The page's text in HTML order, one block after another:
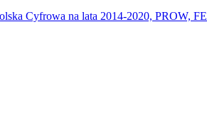
Cyfrowa na lata 2014-2020, PROW,